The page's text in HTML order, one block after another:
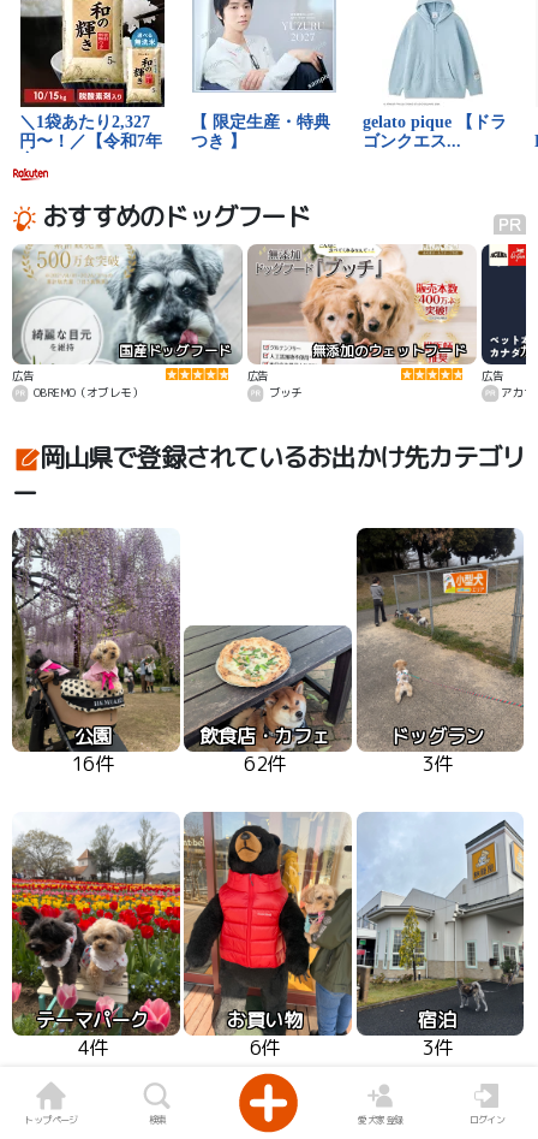
おすすめのドッグフード
国産ドッグフード
広告
OBREMO（オブレモ）
無添加のウェットフード
広告
ブッチ
カ
広告
アカ
岡山県で登録されているお出かけ先カテゴリ
ー
公園
16件
飲食店・カフェ
62件
ドッグラン
3件
テーマパーク
4件
お買い物
6件
宿泊
3件
トップページ 検索 愛犬家登録 ログイン